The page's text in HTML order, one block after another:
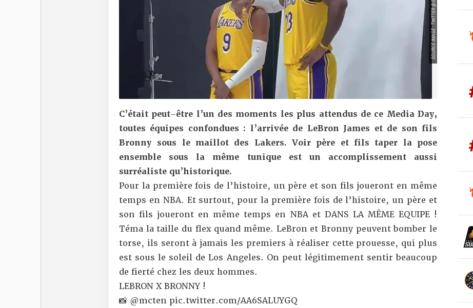
C’était peut-être l’un des moments les plus attendus de ce Media Day,
toutes équipes confondues : l’arrivée de LeBron James et de son fils
Bronny sous le maillot des Lakers. Voir père et fils taper la pose
ensemble sous la même tunique est un accomplissement aussi
surréaliste qu’historique.
Pour la première fois de l’histoire, un père et son fils joueront en même
temps en NBA. Et surtout, pour la première fois de l’histoire, un père et
son fils joueront en même temps en NBA et DANS LA MÊME EQUIPE !
Téma la taille du flex quand même. LeBron et Bronny peuvent bomber le
torse, ils seront à jamais les premiers à réaliser cette prouesse, qui plus
est sous le soleil de Los Angeles. On peut légitimement sentir beaucoup
de fierté chez les deux hommes.
LEBRON X BRONNY !
📸 @mcten pic.twitter.com/AA6SALUYGQ